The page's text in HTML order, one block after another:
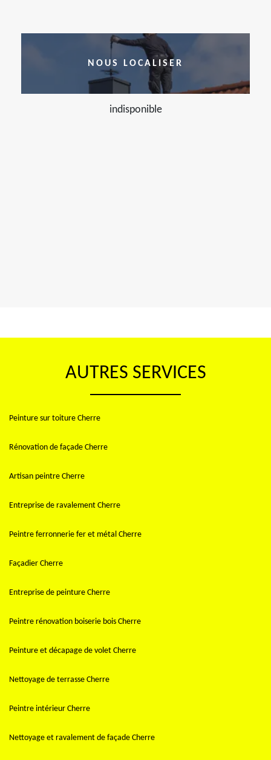
NOUS LOCALISER
indisponible
AUTRES SERVICES
Peinture sur toiture Cherre
Rénovation de façade Cherre
Artisan peintre Cherre
Entreprise de ravalement Cherre
Peintre ferronnerie fer et métal Cherre
Façadier Cherre
Entreprise de peinture Cherre
Peintre rénovation boiserie bois Cherre
Peinture et décapage de volet Cherre
Nettoyage de terrasse Cherre
Peintre intérieur Cherre
Nettoyage et ravalement de façade Cherre